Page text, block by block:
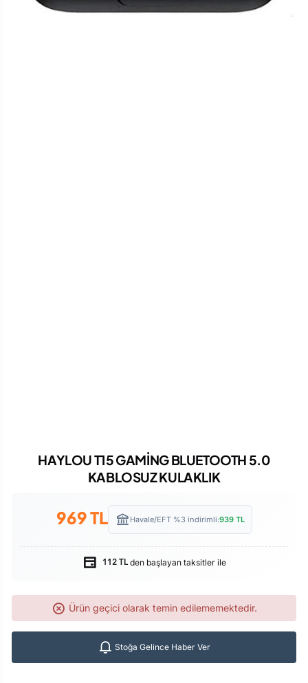
HAYLOU T15 GAMİNG BLUETOOTH 5.0
KABLOSUZ KULAKLIK
969TL Havale/EFT %3 indirimli:939TL
112 TLden başlayan taksitler ile
Ürün geçici olarak temin edilememektedir.
Stoğa Gelince Haber Ver